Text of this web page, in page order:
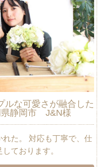
ルな可愛さが融合した
静岡市 J&N様
た。 対応も丁寧で、仕
ております。